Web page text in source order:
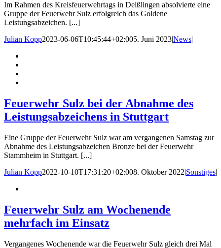
Im Rahmen des Kreisfeuerwehrtags in Deißlingen absolvierte eine
Gruppe der Feuerwehr Sulz erfolgreich das Goldene
Leistungsabzeichen. [...]
Julian Kopp2023-06-06T10:45:44+02:005. Juni 2023|News|
Feuerwehr Sulz bei der Abnahme des
Leistungsabzeichens in Stuttgart
Eine Gruppe der Feuerwehr Sulz war am vergangenen Samstag zur
Abnahme des Leistungsabzeichen Bronze bei der Feuerwehr
Stammheim in Stuttgart. [...]
Julian Kopp2022-10-10T17:31:20+02:008. Oktober 2022|Sonstiges|
Feuerwehr Sulz am Wochenende
mehrfach im Einsatz
Vergangenes Wochenende war die Feuerwehr Sulz gleich drei Mal